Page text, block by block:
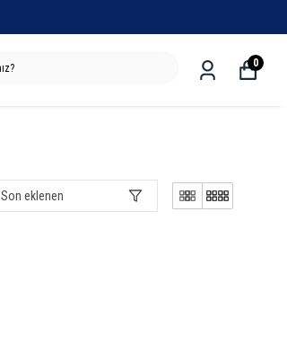
0
Son eklenen